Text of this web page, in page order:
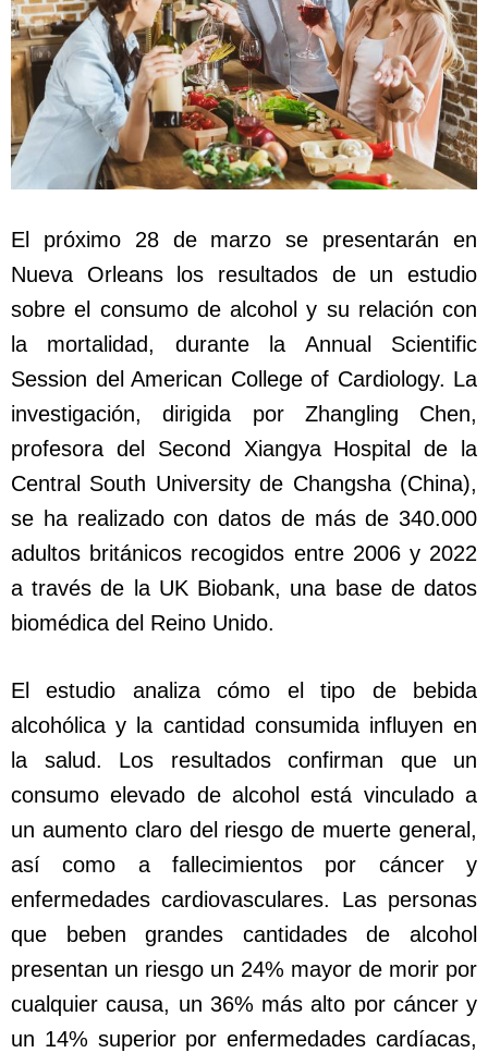
El próximo 28 de marzo se presentarán en
Nueva Orleans los resultados de un estudio
sobre el consumo de alcohol y su relación con
la mortalidad, durante la Annual Scientific
Session del American College of Cardiology. La
investigación, dirigida por Zhangling Chen,
profesora del Second Xiangya Hospital de la
Central South University de Changsha (China),
se ha realizado con datos de más de 340.000
adultos británicos recogidos entre 2006 y 2022
a través de la UK Biobank, una base de datos
biomédica del Reino Unido.
El estudio analiza cómo el tipo de bebida
alcohólica y la cantidad consumida influyen en
la salud. Los resultados confirman que un
consumo elevado de alcohol está vinculado a
un aumento claro del riesgo de muerte general,
así como a fallecimientos por cáncer y
enfermedades cardiovasculares. Las personas
que beben grandes cantidades de alcohol
presentan un riesgo un 24% mayor de morir por
cualquier causa, un 36% más alto por cáncer y
un 14% superior por enfermedades cardíacas,